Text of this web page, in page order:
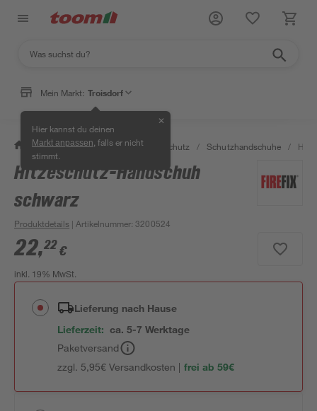
Mein Markt: Troisdorf
Hier kannst du deinen
Markt anpassen , falls er nicht
stimmt.
✕
/ Bauen & Renovieren / Arbeitsschutz / Schutzhandschuhe /
Hitzeschutz-Handschuh
schwarz
Produktdetails | Artikelnummer:3200524
22,22€
inkl. 19% MwSt.
Lieferung nach Hause
Lieferzeit: ca. 5-7 Werktage
Paketversand
zzgl. 5,95€ Versandkosten | frei ab 59€